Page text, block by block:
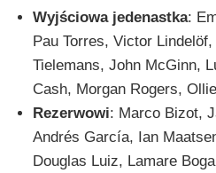
Wyjściowa jedenastka:
Pau Torres, Victor
Tielemans, John McGinn,
Cash, Morgan Rogers,
Rezerwowi: Marco Bizot,
Andrés García, Ian
Douglas Luiz, Lamare